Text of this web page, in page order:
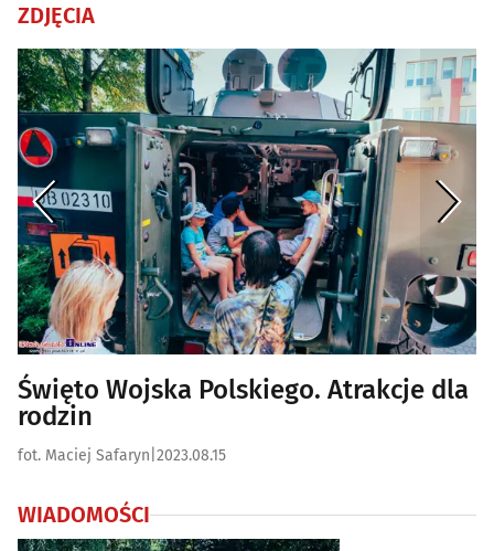
ZDJĘCIA
Święto Wojska Polskiego. Atrakcje dla
rodzin
fot. Maciej Safaryn 2023.08.15
WIADOMOŚCI